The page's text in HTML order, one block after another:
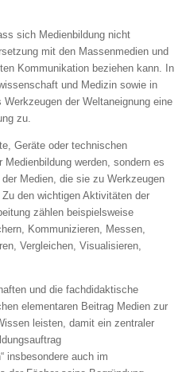
sich Medienbildung nicht
mit den Massenmedien und
Kommunikation beziehen kann. In
und Medizin sowie in
der Weltaneignung eine
zu.
Geräte oder technischen
werden, sondern es
Medien, die sie zu Werkzeugen
den wichtigen Aktivitäten der
zählen beispielsweise
Kommunizieren, Messen,
Vergleichen, Visualisieren,
und die fachdidaktische
elementaren Beitrag Medien zur
leisten, damit ein zentraler
insbesondere auch im